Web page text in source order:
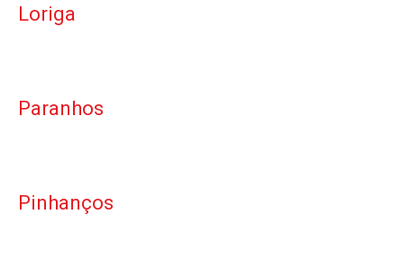
Loriga
Paranhos
Pinhanços